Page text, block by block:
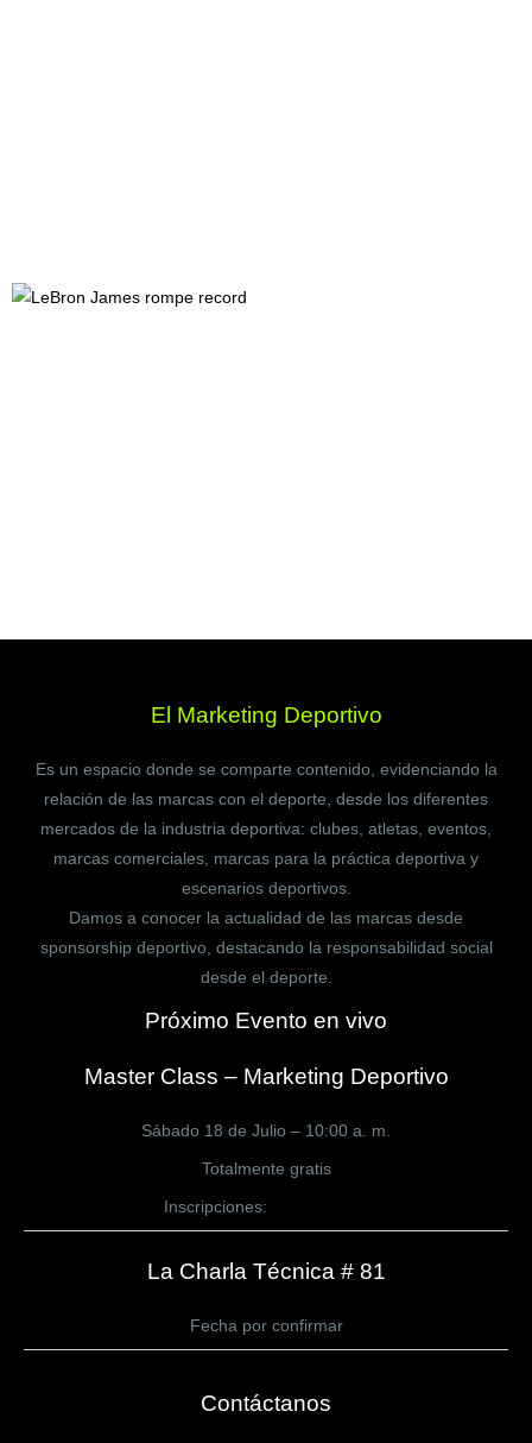
El Marketing Deportivo
Es un espacio donde se comparte contenido, evidenciando la
relación de las marcas con el deporte, desde los diferentes
mercados de la industria deportiva: clubes, atletas, eventos,
marcas comerciales, marcas para la práctica deportiva y
escenarios deportivos.
Damos a conocer la actualidad de las marcas desde
sponsorship deportivo, destacando la responsabilidad social
desde el deporte.
Próximo Evento en vivo
Master Class – Marketing Deportivo
Sábado 18 de Julio – 10:00 a. m.
Totalmente gratis
Inscripciones:
La Charla Técnica # 81
Fecha por confirmar
Contáctanos